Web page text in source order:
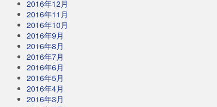
2016年12月
2016年11月
2016年10月
2016年9月
2016年8月
2016年7月
2016年6月
2016年5月
2016年4月
2016年3月